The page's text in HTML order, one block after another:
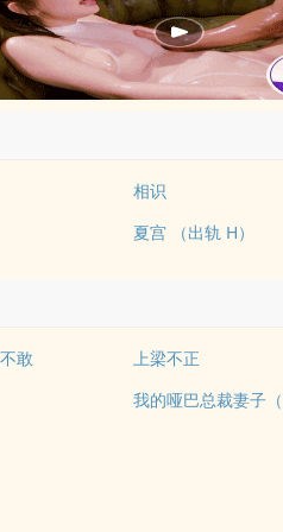
相识
夏宫 （出轨 H）
敢
上梁不正
我的哑巴总裁妻子